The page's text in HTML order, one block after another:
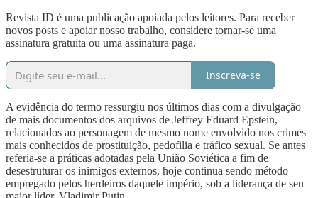
Revista ID é uma publicação apoiada pelos leitores. Para receber
novos posts e apoiar nosso trabalho, considere tornar-se uma
assinatura gratuita ou uma assinatura paga.
Inscreva-se
A evidência do termo ressurgiu nos últimos dias com a divulgação
de mais documentos dos arquivos de Jeffrey Eduard Epstein,
relacionados ao personagem de mesmo nome envolvido nos crimes
mais conhecidos de prostituição, pedofilia e tráfico sexual. Se antes
referia-se a práticas adotadas pela União Soviética a fim de
desestruturar os inimigos externos, hoje continua sendo método
empregado pelos herdeiros daquele império, sob a liderança de seu